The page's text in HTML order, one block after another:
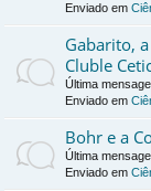
Enviado em
Gabarito,
Cluble
Última
Enviado em
Bohr e a
Última
Enviado em